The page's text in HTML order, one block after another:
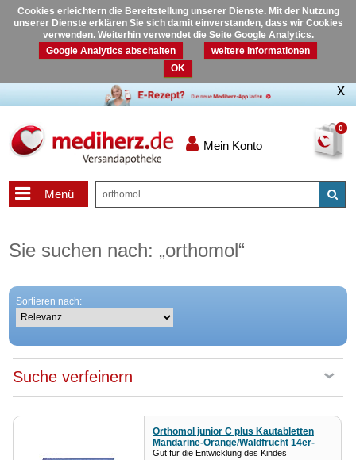
Cookies erleichtern die Bereitstellung unserer Dienste. Mit der Nutzung
unserer Dienste erklären Sie sich damit einverstanden, dass wir Cookies
verwenden. Weiterhin verwendet die Seite Google Analytics.
Google Analytics abschalten
weitere Informationen
OK
0
Mein Konto
Menü
Sie suchen nach: „orthomol“
Sortieren nach:
Suche verfeinern
Orthomol junior C plus Kautabletten
Mandarine-Orange/Waldfrucht 14er-
Packung
Gut für die Entwicklung des Kindes